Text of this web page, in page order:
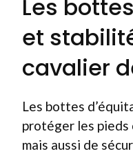
Les
et
cavalier
Les bottes
protéger les pieds
mais aussi de